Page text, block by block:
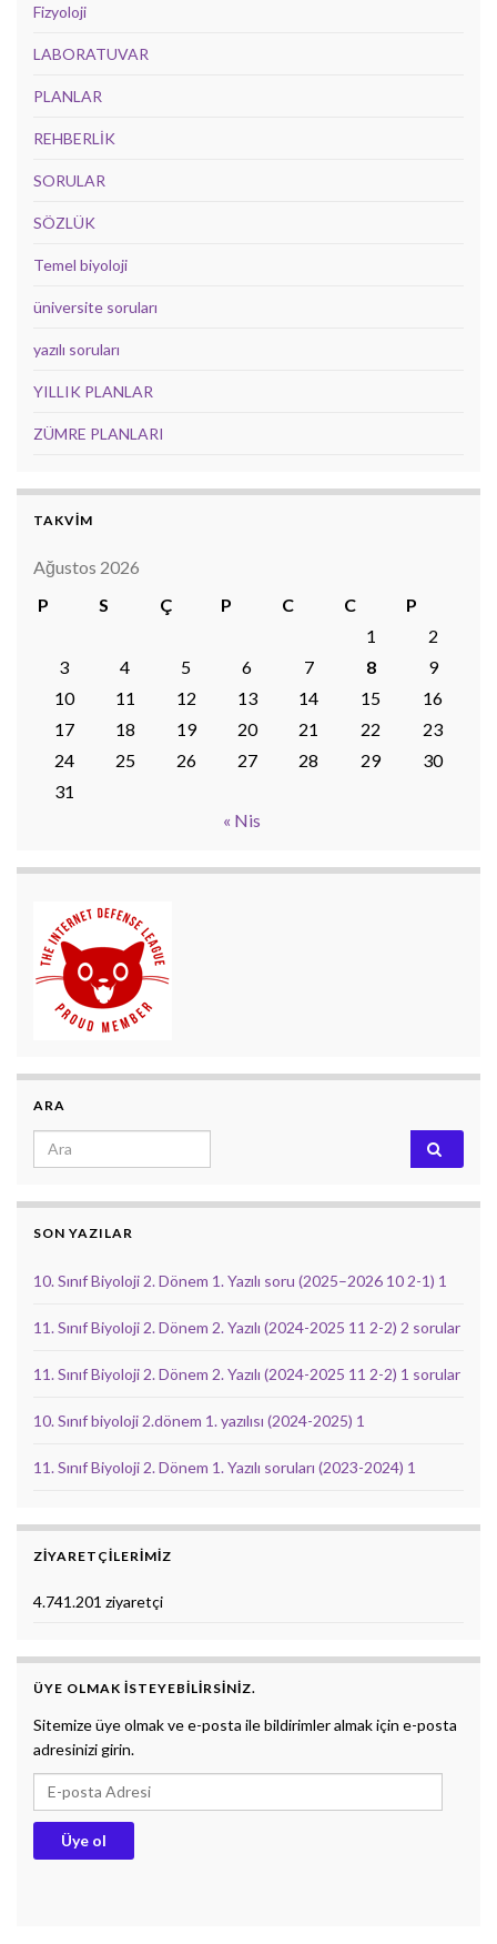
Fizyoloji
LABORATUVAR
PLANLAR
REHBERLİK
SORULAR
SÖZLÜK
Temel biyoloji
üniversite soruları
yazılı soruları
YILLIK PLANLAR
ZÜMRE PLANLARI
TAKVİM
Ağustos 2026
P
S Ç P C C
P
1
2
3
4 5 6 7 8
9
10
11 12 13 14 15
16
17
18 19 20 21 22
23
24
25 26 27 28 29
30
31
« Nis
ARA
Search for:
SON YAZILAR
10. Sınıf Biyoloji 2. Dönem 1. Yazılı soru (2025–2026 10 2-1) 1
11. Sınıf Biyoloji 2. Dönem 2. Yazılı (2024-2025 11 2-2) 2 sorular
11. Sınıf Biyoloji 2. Dönem 2. Yazılı (2024-2025 11 2-2) 1 sorular
10. Sınıf biyoloji 2.dönem 1. yazılısı (2024-2025) 1
11. Sınıf Biyoloji 2. Dönem 1. Yazılı soruları (2023-2024) 1
ZIYARETÇILERIMIZ
4.741.201 ziyaretçi
ÜYE OLMAK ISTEYEBILIRSINIZ.
Sitemize üye olmak ve e-posta ile bildirimler almak için e-posta
adresinizi girin.
E-posta Adresi
Üye ol